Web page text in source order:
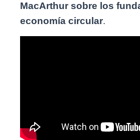
MacArthur sobre los
economía circular.